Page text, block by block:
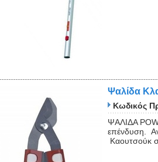
Ψαλίδα
Κωδικός
ΨΑΛΙΔΑ
επένδυση.
Καουτσούκ